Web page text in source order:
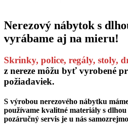
Nerezový nábytok s
vyrábame aj na mieru!
Skrinky, police, regály, stoly,
z nereze môžu byť vyrobené
požiadaviek.
S výrobou nerezového nábytku
používame kvalitné materiály s
pozáručný servis je u nás